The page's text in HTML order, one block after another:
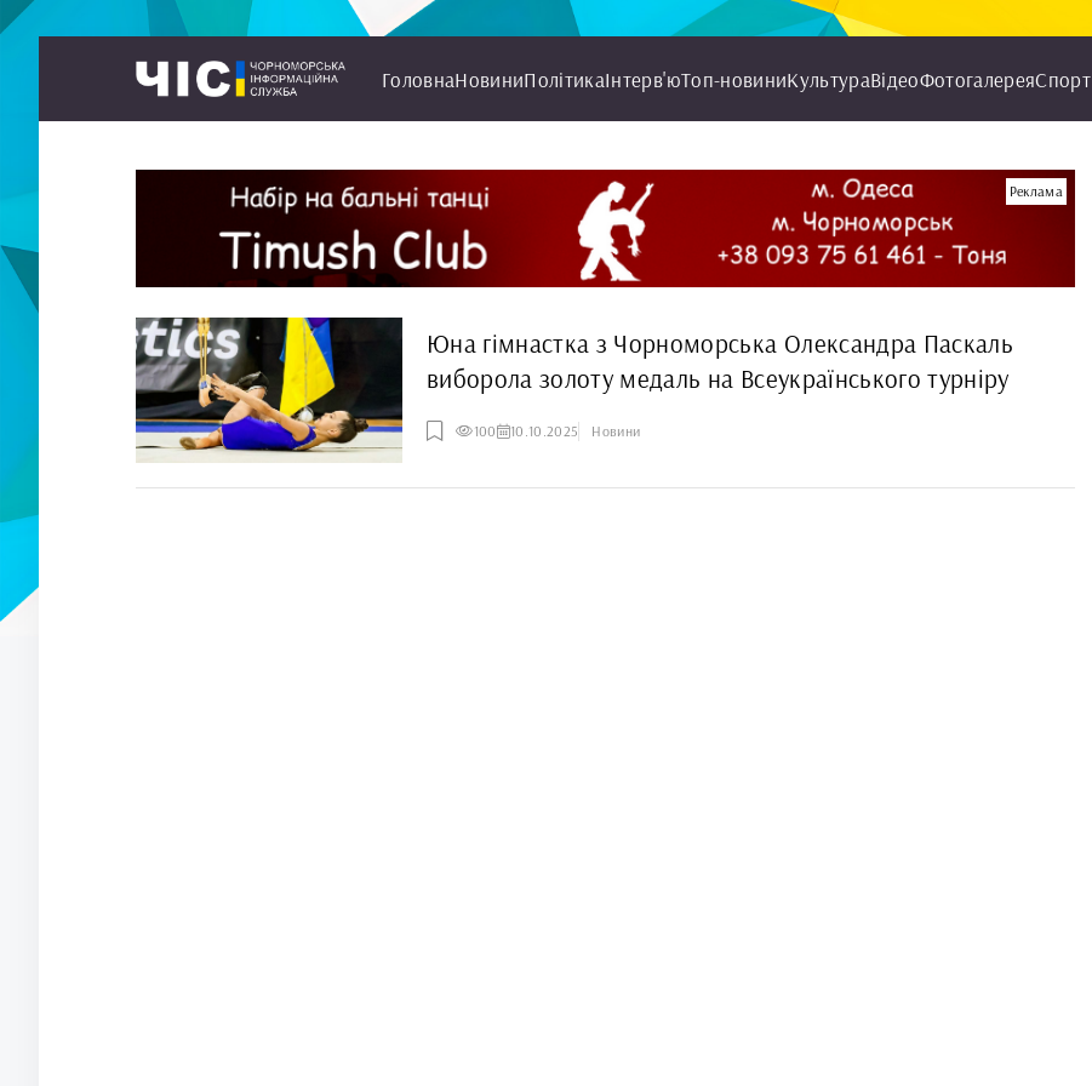
ГоловнаНовиниПолітикаІнтерв'юТоп-новиниКультураВідеоФотогалереяСпорт
Реклама
Юна гімнастка з Чорноморська Олександра Паскаль
виборола золоту медаль на Всеукраїнського турніру
100 10.10.2025 Новини